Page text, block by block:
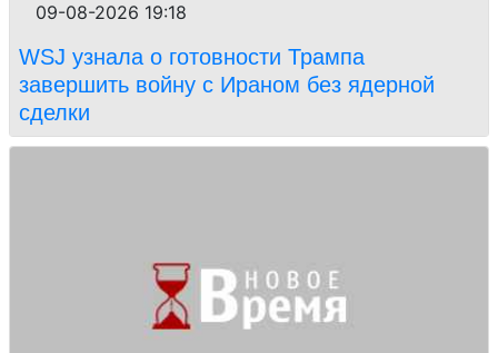
09-08-2026 19:18
WSJ узнала о готовности Трампа
завершить войну с Ираном без ядерной
сделки